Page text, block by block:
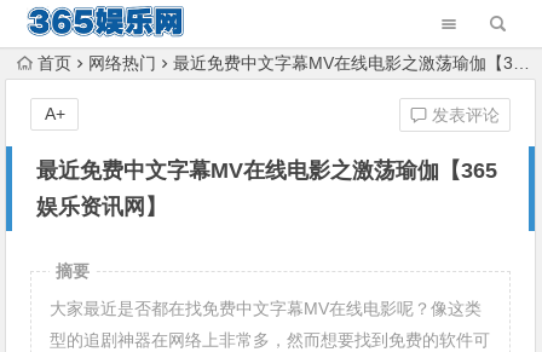
首页 网络热门 最近免费中文字幕MV在线电影之激荡瑜伽【365娱乐资讯网】
最近免费中文字幕MV在线电影之激荡瑜伽【365
娱乐资讯网】
发表评论
A+
摘要
大家最近是否都在找免费中文字幕MV在线电影呢？像这类
型的追剧神器在网络上非常多，然而想要找到免费的软件可